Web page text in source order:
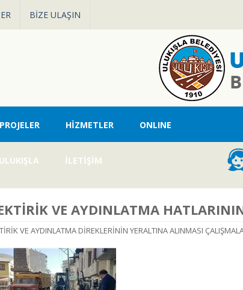
BİZE ULAŞIN
PROJELER HİZMETLER ONLINE
ULUKIŞLA İLETİŞİM
VE AYDINLATMA
VE AYDINLATMA DİREKLERİNİN YERALTINA ALINMASI